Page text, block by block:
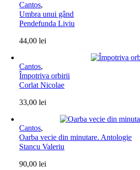
Cantos,
Umbra unui gând
Pendefunda Liviu
44,00lei
Cantos,
Împotriva orbirii
Corlat Nicolae
33,00lei
Cantos,
Oarba vecie din minutare. Antologie
Stancu Valeriu
90,00lei